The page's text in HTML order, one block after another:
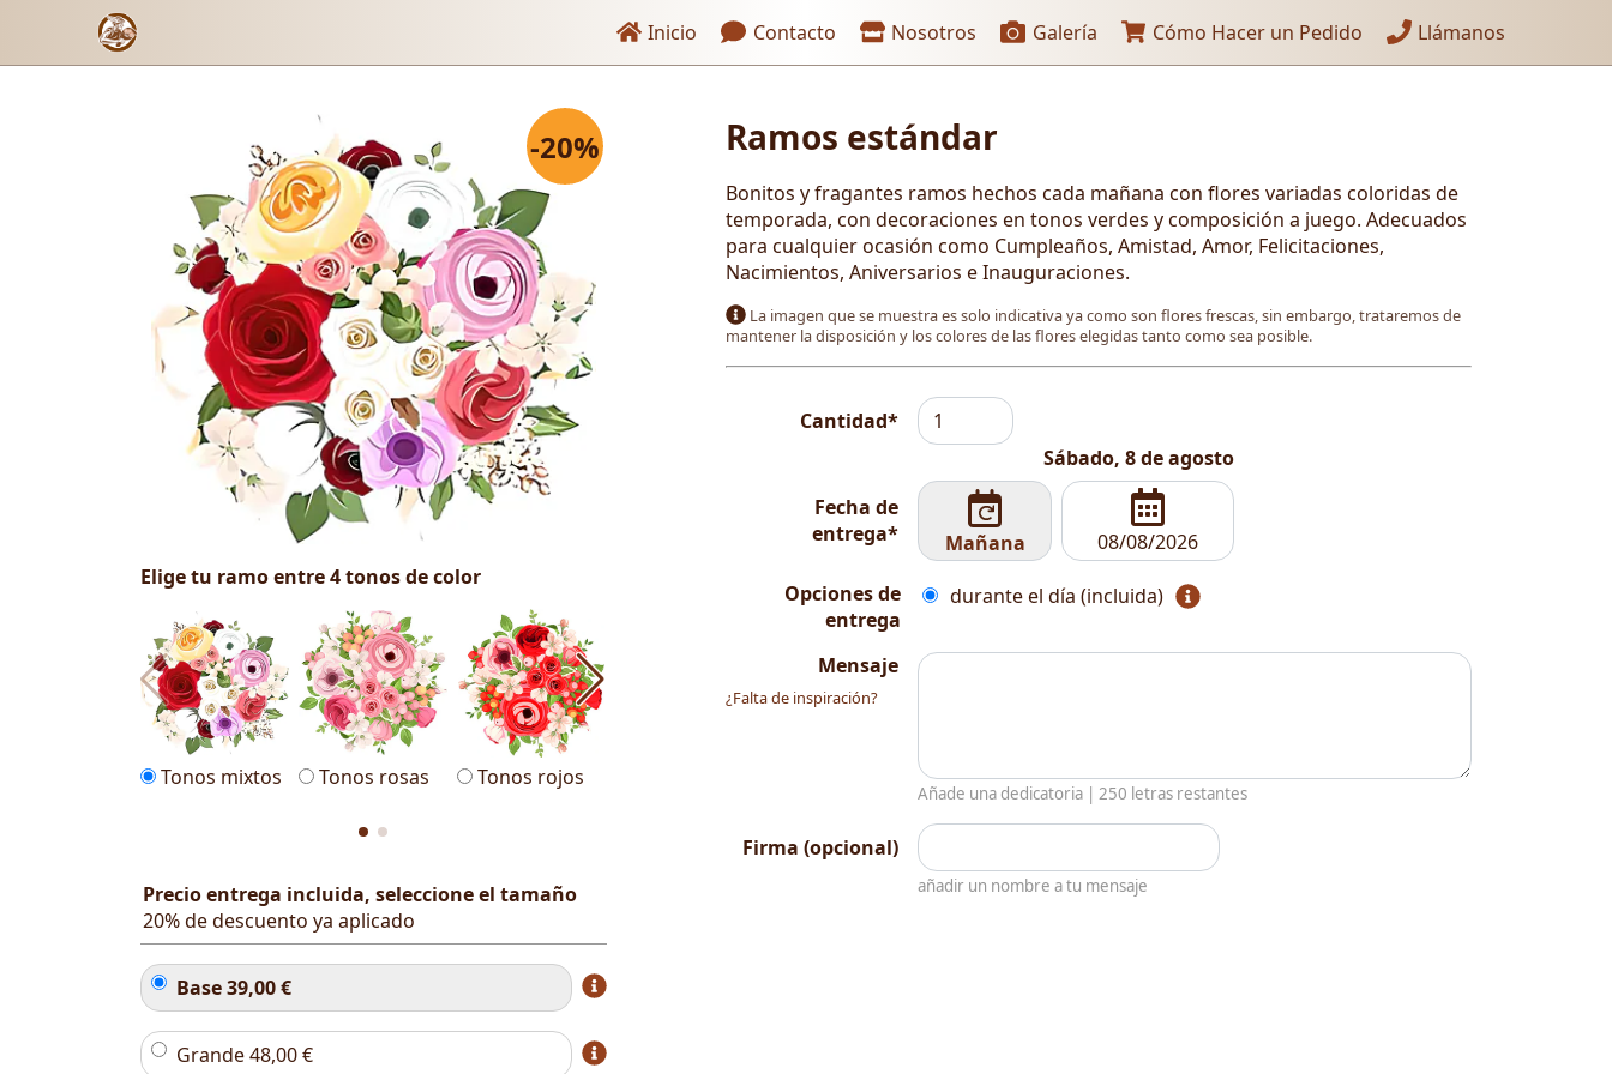
Enlaces de encabezado
Inicio Contacto Nosotros Galería Cómo Hacer un Pedido Llámanos
Ramos estándarFormulario de pago
-20%
Elige tu ramo entre 4 tonos de color
Tonos mixtos Tonos rosas Tonos rojos
Precio entrega incluida, seleccione el tamaño
20% de descuento ya aplicado
Base39,00€
Grande48,00€
Ramos estándar
Bonitos y fragantes ramos hechos cada mañana con flores variadas coloridas de
temporada, con decoraciones en tonos verdes y composición a juego. Adecuados
para cualquier ocasión como Cumpleaños, Amistad, Amor, Felicitaciones,
Nacimientos, Aniversarios e Inauguraciones.
La imagen que se muestra es solo indicativa ya como son flores frescas, sin embargo, trataremos de
mantener la disposición y los colores de las flores elegidas tanto como sea posible.
Cantidad*
Sábado, 8 de agosto
Fecha de
entrega*
Mañana
Opciones de
entrega
durante el día (incluida)
Mensaje
¿Falta de inspiración?
Añade una dedicatoria |250 letras restantes
Firma (opcional)
añadir un nombre a tu mensaje